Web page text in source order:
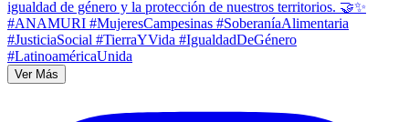
Ver Más